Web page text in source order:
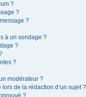
?
?
?
à un sondage ?
?
?
modérateur ?
de la rédaction d’un sujet ?
?